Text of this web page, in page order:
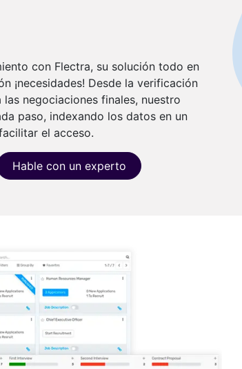
con Flectra, su solución todo en
¡necesidades! Desde la verificación
negociaciones finales, nuestro
paso, indexando los datos en un
el acceso.
Hable con un experto